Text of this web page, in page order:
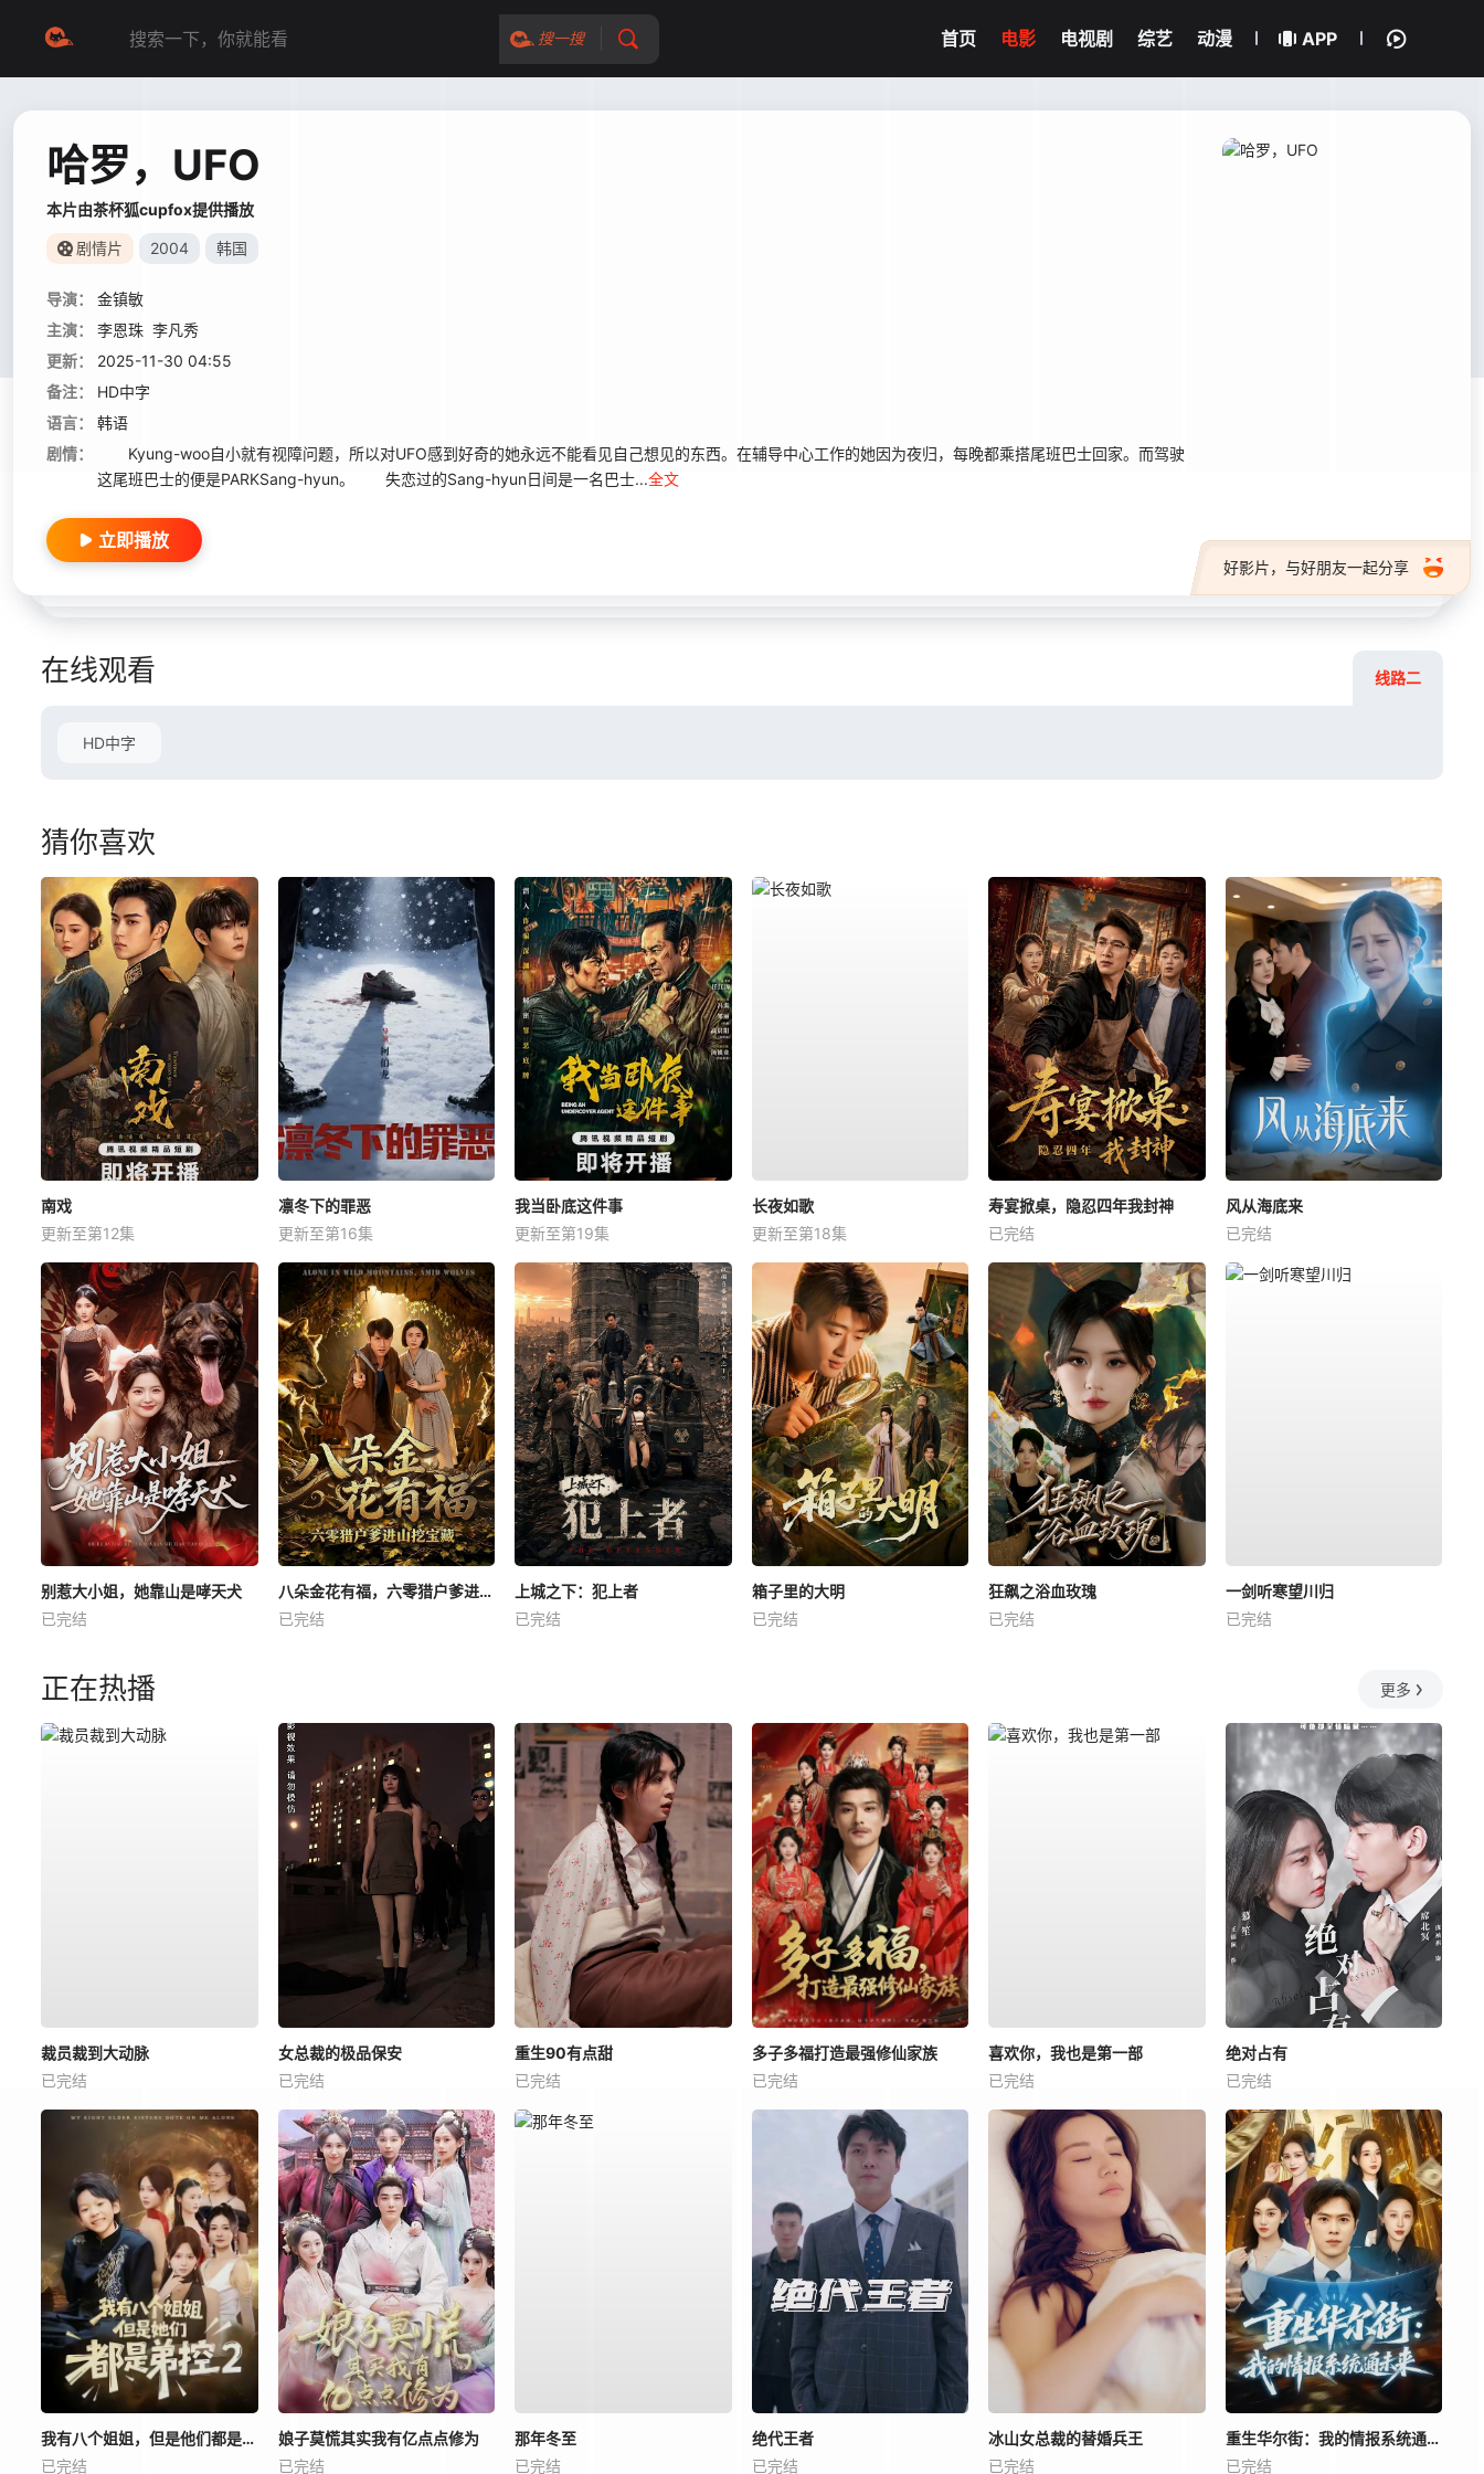
搜一搜 首页 电影 电视剧 综艺 动漫 APP
哈罗，UFO
本片由茶杯狐cupfox提供播放
剧情片 2004 韩国
导演：
金镇敏
主演：
李恩珠 李凡秀
更新：
2025-11-30 04:55
备注：
HD中字
语言：
韩语
剧情：
Kyung-woo自小就有视障问题，所以对UFO感到好奇的她永远不能看见自己想见的东西。在辅导中心工作的她因为夜归，每晚都乘搭尾班巴士回家。而驾驶
这尾班巴士的便是PARKSang-hyun。 失恋过的Sang-hyun日间是一名巴士...全文
好影片，与好朋友一起分享
立即播放
在线观看 线路二
HD中字
猜你喜欢
南戏
更新至第12集
凛冬下的罪恶
更新至第16集
我当卧底这件事
更新至第19集
长夜如歌
更新至第18集
寿宴掀桌，隐忍四年我封神
已完结
风从海底来
已完结
别惹大小姐，她靠山是哮天犬
已完结
八朵金花有福，六零猎户爹进山挖宝藏
已完结
上城之下：犯上者
已完结
箱子里的大明
已完结
狂飙之浴血玫瑰
已完结
一剑听寒望川归
已完结
正在热播 更多
裁员裁到大动脉
已完结
女总裁的极品保安
已完结
重生90有点甜
已完结
多子多福打造最强修仙家族
已完结
喜欢你，我也是第一部
已完结
绝对占有
已完结
我有八个姐姐，但是他们都是弟控2
已完结
娘子莫慌其实我有亿点点修为
已完结
那年冬至
已完结
绝代王者
已完结
冰山女总裁的替婚兵王
已完结
重生华尔街：我的情报系统通未来
已完结